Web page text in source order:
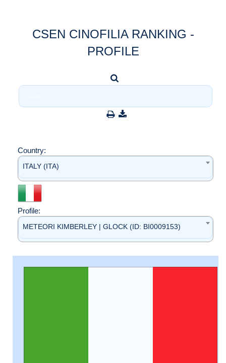
CSEN CINOFILIA RANKING -
PROFILE
Country:
ITALY (ITA)
Profile:
METEORI KIMBERLEY | GLOCK (ID: BI0009153)